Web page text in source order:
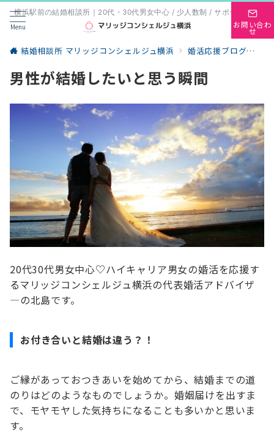
Menu
横浜駅前の結婚相談所｜20代・30代男女中心 / 少人数制 / サポート重視
お問い合わ
せ
結婚相談所 マリッジコンシェルジュ横浜 婚活応援ブログ
男性が結婚したいと思う瞬間
20代30代男女中心♡ハイキャリア男女の婚活を応援す
るマリッジコンシェルジュ横浜の代表婚活アドバイザ
―の北島です。
お付き合いと結婚は違う？！
ご縁があっておつきあいを始めてから、結婚までの道
のりはどのようなものでしょうか。婚姻届けを出すま
で、モヤモヤした気持ちになることも多いかと思いま
す。